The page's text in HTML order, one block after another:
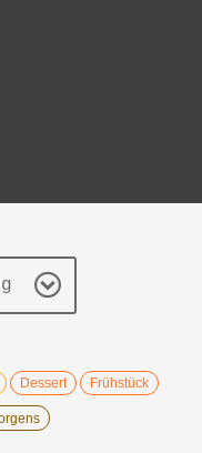
Dessert Frühstück